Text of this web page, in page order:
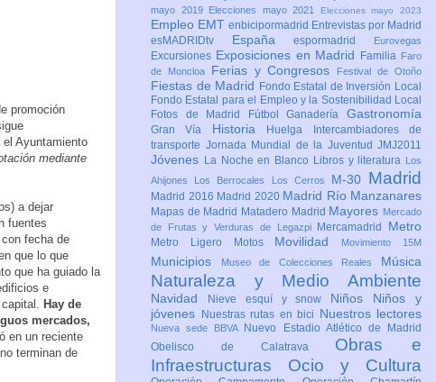
promoción
Ayuntamiento
mediante
a dejar
fuentes
fecha de
que lo que
que ha guiado la
e
Hay de
mercados,
en un reciente
terminan de
mayo 2019
Elecciones mayo 2021 Elecciones mayo 2023
Empleo EMT enbicipormadrid Entrevistas por Madrid
esMADRIDtv Españaespormadrid Eurovegas
Excursiones Exposiciones en Madrid Familia Faro
de Moncloa
Ferias y Congresos Festival de Otoño
Fiestas de Madrid Fondo Estatal de Inversión Local
Fondo Estatal para el Empleo y la Sostenibilidad Local
Fotos de Madrid
FútbolGanaderíaGastronomía
Gran Vía Historia Huelga
Intercambiadores de
transporte Jornada Mundial de la Juventud JMJ2011
Jóvenes La Noche en Blanco Libros y literatura
Los
Ahijones
Los Berrocales Los Cerros M-30 Madrid
Madrid 2016 Madrid 2020 Madrid Río Manzanares
Mapas de Madrid Matadero Madrid Mayores Mercado
de Frutas y Verduras de Legazpi
Mercamadrid Metro
Metro Ligero Motos Movilidad Movimiento 15M
Municipios Museo de Colecciones Reales Música
Naturaleza y Medio Ambiente
Navidad Nieve esquí y snow Niños Niños y
jóvenes
Nuestras rutas en bici Nuestros lectores
Nueva sede BBVA
Nuevo Estadio Atlético de Madrid
Obelisco de Calatrava Obras e
Infraestructuras Ocio y Cultura